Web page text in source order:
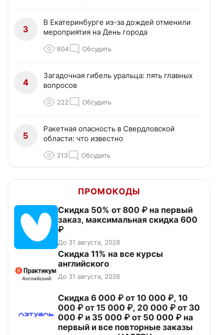
3
В Екатеринбурге из-за дождей отменили
мероприятия на День города
604 Обсудить
4
Загадочная гибель уральца: пять главных
вопросов
222 Обсудить
5
Ракетная опасность в Свердловской
области: что известно
213 Обсудить
ПРОМОКОДЫ
Скидка 50% от 800 ₽ на первый
заказ, максимальная скидка 600
₽
До 31 августа, 2026
Скидка 11% на все курсы
английского
До 31 августа, 2026
Скидка 6 000 ₽ от 10 000 ₽, 10
000 ₽ от 15 000 ₽, 20 000 ₽ от 30
000 ₽ и 35 000 ₽ от 50 000 ₽ на
первый и все повторные заказы